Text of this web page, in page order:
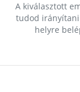
A kiválasztott
tudod irányítani
helyre